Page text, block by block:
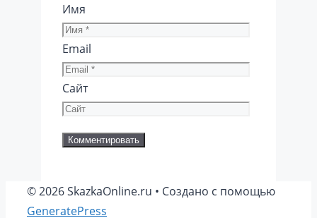
Имя
Email
Сайт
© 2026 SkazkaOnline.ru • Создано с помощью
GeneratePress